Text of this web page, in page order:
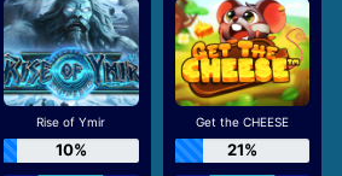
Rise of Ymir
10%
Get the CHEESE
21%